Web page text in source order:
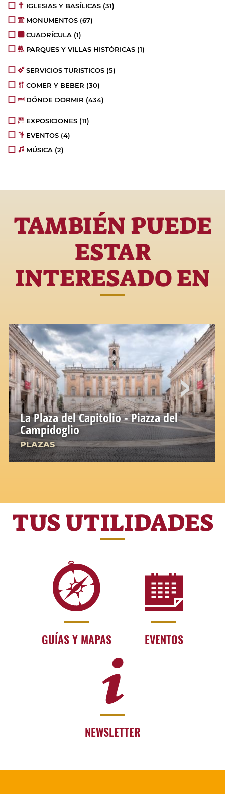
IGLESIAS Y BASÍLICAS (31)
MONUMENTOS (67)
CUADRÍCULA (1)
PARQUES Y VILLAS HISTÓRICAS (1)
SERVICIOS TURISTICOS (5)
COMER Y BEBER (30)
DÓNDE DORMIR (434)
EXPOSICIONES (11)
EVENTOS (4)
MÚSICA (2)
TAMBIÉN PUEDE
ESTAR
INTERESADO EN
La Plaza del Capitolio - Piazza del
Campidoglio
PLAZAS
TUS UTILIDADES
GUÍAS Y MAPAS EVENTOS
NEWSLETTER